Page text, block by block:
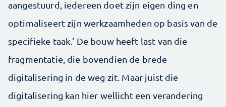
aangestuurd, iedereen doet zijn eigen ding en
optimaliseert zijn werkzaamheden op basis van de
specifieke taak.’ De bouw heeft last van die
fragmentatie, die bovendien de brede
digitalisering in de weg zit. Maar juist die
digitalisering kan hier wellicht een verandering